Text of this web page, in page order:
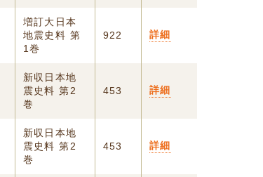
増訂大日本
地震史料 第
1巻
922 詳細
新収日本地
震史料 第2
巻
453 詳細
新収日本地
震史料 第2
巻
453 詳細